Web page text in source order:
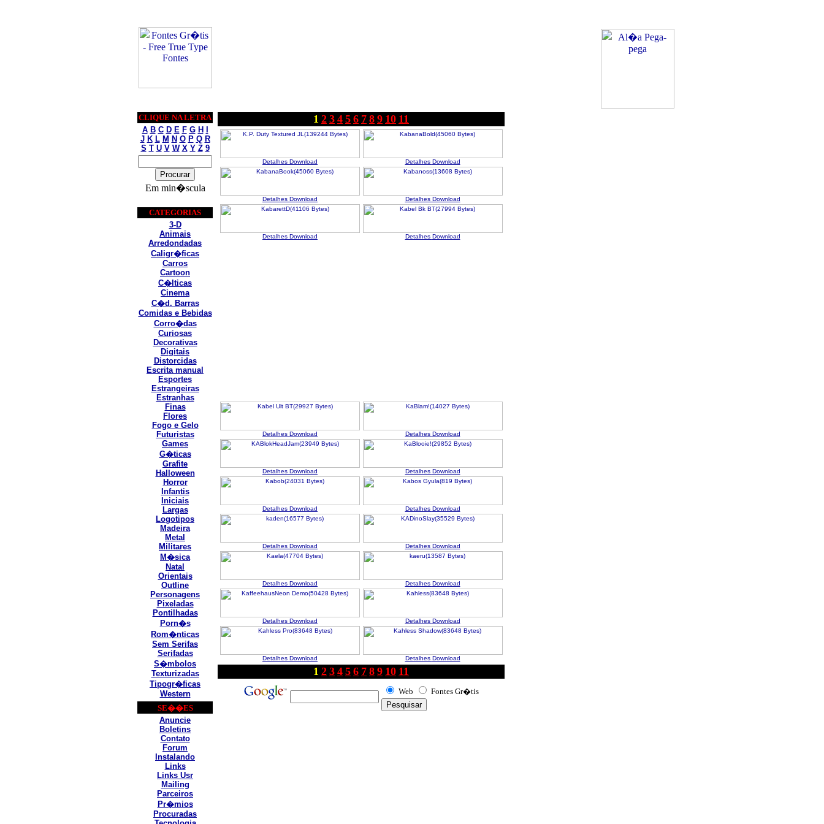
CLIQUE NA LETRA
A B C D E F G H
J K L M N O P Q R
S T U V W X Y Z 9
Em min�scula
CATEGORIAS
3-D
Animais
Arredondadas
Caligr�ficas
Carros
Cartoon
C�lticas
Cinema
C�d. Barras
Comidas e Bebidas
Corro�das
Curiosas
Decorativas
Digitais
Distorcidas
Escrita manual
Esportes
Estrangeiras
Estranhas
Finas
Flores
Fogo e Gelo
Futuristas
Games
G�ticas
Grafite
Halloween
Horror
Infantis
Iniciais
Largas
Logotipos
Madeira
Metal
Militares
M�sica
Natal
Orientais
Outline
Personagens
Pixeladas
Pontilhadas
Porn�s
Rom�nticas
Sem Serifas
Serifadas
S�mbolos
Texturizadas
Tipogr�ficas
Western
SE��ES
Anuncie
Boletins
Contato
Forum
Instalando
Links
Links Usr
Mailing
Parceiros
Pr�mios
Procuradas
1 2 3 4 5 6 7 8 9 10 11
Detalhes Download Detalhes Download
Detalhes Download Detalhes Download
Detalhes Download Detalhes Download
Detalhes Download Detalhes Download
Detalhes Download Detalhes Download
Detalhes Download Detalhes Download
Detalhes Download Detalhes Download
Detalhes Download Detalhes Download
Detalhes Download Detalhes Download
Detalhes Download Detalhes Download
1 2 3 4 5 6 7 8 9 10 11
Web Fontes Gr�tis